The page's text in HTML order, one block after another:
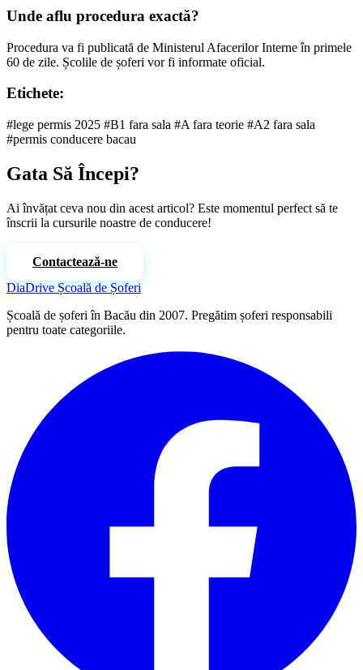
Unde aflu procedura exactă?
Procedura va fi publicată de Ministerul Afacerilor Interne în primele
60 de zile. Școlile de șoferi vor fi informate oficial.
Etichete:
#lege permis 2025 #B1 fara sala #A fara teorie #A2 fara sala
#permis conducere bacau
Gata Să Începi?
Ai învățat ceva nou din acest articol? Este momentul perfect să te
înscrii la cursurile noastre de conducere!
Contactează-ne
DiaDrive Școală de Șoferi
Școală de șoferi în Bacău din 2007. Pregătim șoferi responsabili
pentru toate categoriile.